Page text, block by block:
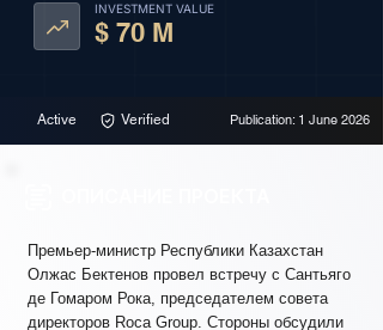
INVESTMENT VALUE
$ 70 M
Active Verified Publication: 1 June 2026
Премьер-министр Республики Казахстан
Олжас Бектенов провел встречу с Сантьяго
де Гомаром Рока, председателем совета
директоров Roca Group. Стороны обсудили